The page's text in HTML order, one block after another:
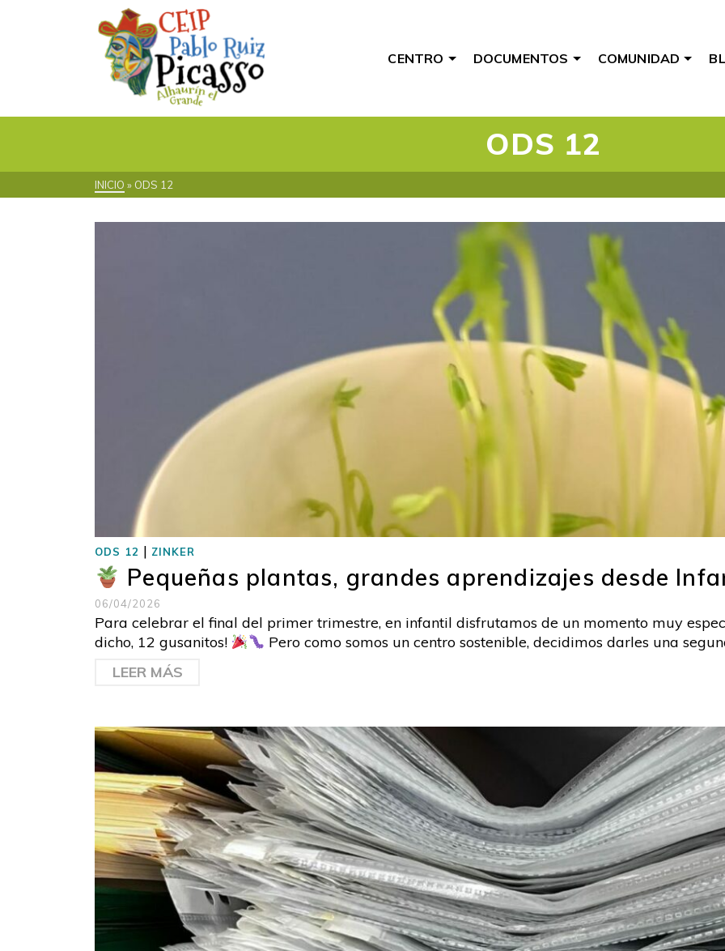
CENTRO DOCUMENTOS COMUNIDAD
ODS 12
INICIO » ODS 12
ODS 12 | ZINKER
Pequeñas plantas, grandes aprendizajes desde
06/04/2026
Para celebrar el final del primer trimestre, en infantil disfrutamos de un momento muy
dicho, 12 gusanitos!
Pero como somos un centro sostenible, decidimos darles una
LEER MÁS